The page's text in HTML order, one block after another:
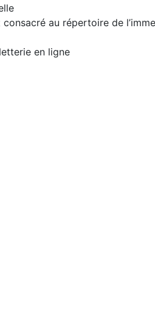
au répertoire de
en ligne